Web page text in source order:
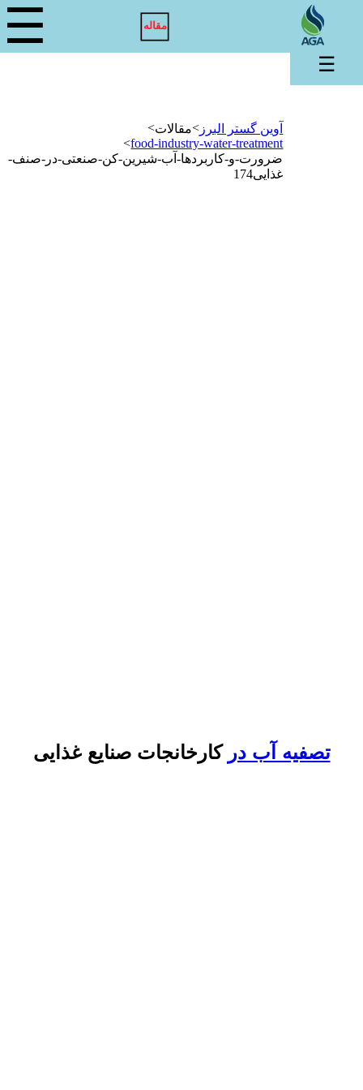
مقاله ☰
تصفیه آب در کارخانجات صنایع غذایی
آوین گستر البرز >مقالات>
food-industry-water-treatment
>
ضرورت-و-کاربردها-آب-شیرین-کن-صنعتی-در-صنف-
غذایی174
☰